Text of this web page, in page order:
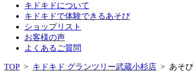
キドキドについて
キドキドで体験できるあそび
ショップリスト
お客様の声
よくあるご質問
TOP > キドキド グランツリー武蔵小杉店 > あそ